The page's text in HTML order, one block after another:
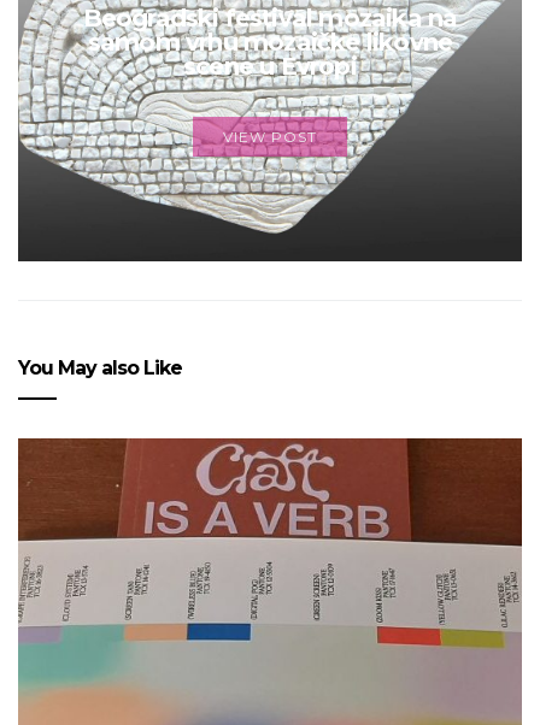
Beogradski festival mozaika na
samom vrhu mozaičke likovne
scene u Evropi
VIEW POST
You May also Like